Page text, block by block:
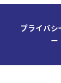
プライバシ
ー